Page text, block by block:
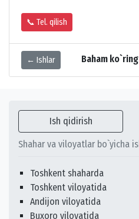
📞 Tel. qilish
← Ishlar Baham
Ish qidirish
Shahar va viloyatlar bo`yicha
Toshkent shaharda
Toshkent viloyatida
Andijon viloyatida
Buxoro viloyatida